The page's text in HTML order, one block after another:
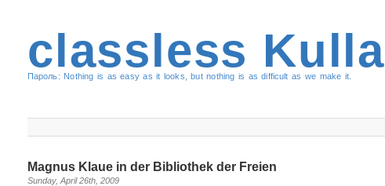
classless Kulla
Пароль: Nothing is as easy as it looks, but nothing is as difficult as we make it.
Magnus Klaue in der Bibliothek der Freien
Sunday, April 26th, 2009